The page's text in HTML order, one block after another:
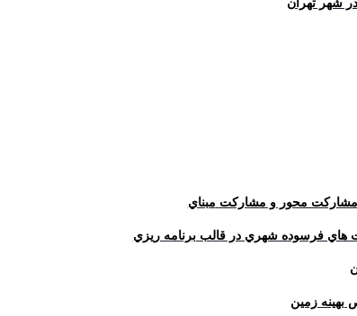
شهر تهران
مشارکت محور و مشارکت مبناي
هاي فرسوده شهري در قالب برنامه ريزي
زمین